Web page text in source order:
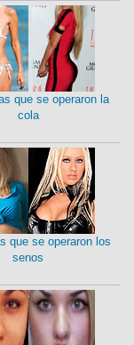
que se operaron la
cola
que se operaron los
senos